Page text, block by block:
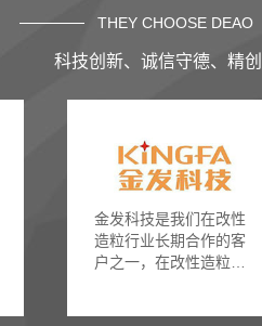
THEY CHOOSE DEAO
科技创新、诚信守德、精
金发科技是我们在改性
造粒行业长期合作的客
户之一，在改性造粒上